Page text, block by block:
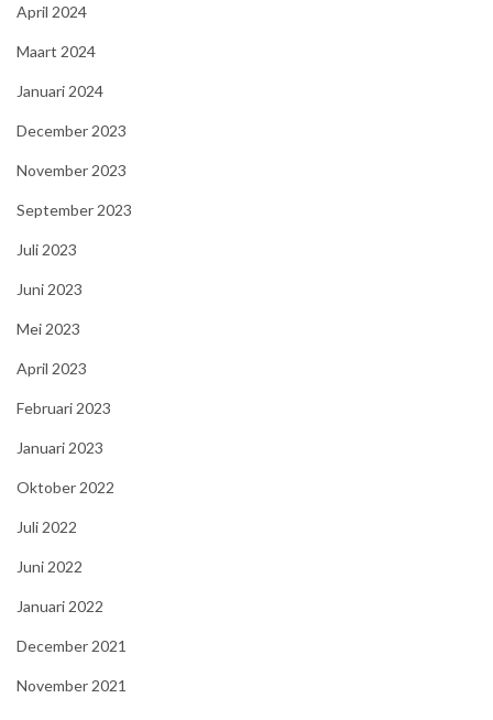
April 2024
Maart 2024
Januari 2024
December 2023
November 2023
September 2023
Juli 2023
Juni 2023
Mei 2023
April 2023
Februari 2023
Januari 2023
Oktober 2022
Juli 2022
Juni 2022
Januari 2022
December 2021
November 2021